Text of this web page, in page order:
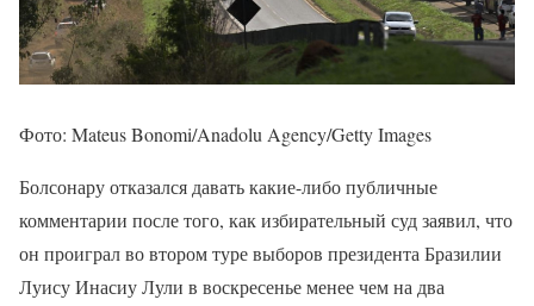
Фото: Mateus Bonomi/Anadolu Agency/Getty Images
Болсонару отказался давать какие-либо публичные
комментарии после того, как избирательный суд заявил, что
он проиграл во втором туре выборов президента Бразилии
Луису Инасиу Лули в воскресенье менее чем на два